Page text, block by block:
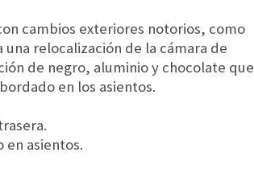
cambios exteriores notorios, como
relocalización de la cámara de
de negro, aluminio y chocolate que
en los asientos.
asientos.